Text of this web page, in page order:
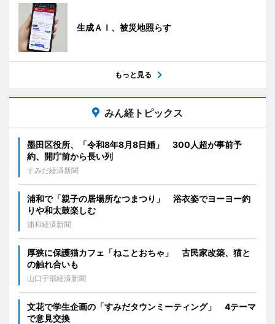
生成ＡＩ、被災地照らす
もっと見る
みん経トピックス
墨田区役所、「令和8年8月8日婚」 300人超が事前予
約、開庁前から長い列
すみだ経済新聞
浦和で「親子の居場所なつまつり」 浴衣姿でヨーヨー釣
りや和太鼓楽しむ
浦和経済新聞
厚狭に保護猫カフェ「ねことおちゃ」 古民家改築、猫と
の触れ合いも
山口宇部経済新聞
文花で学生企画の「すみだタウンミーティング」 4テーマ
で意見交換